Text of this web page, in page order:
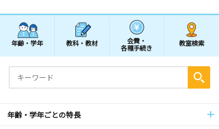
年齢・学年 教科・教材 会費・
各種手続き
教室検索
年齢・学年ごとの特長